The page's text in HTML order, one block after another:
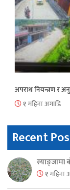
अपराध नियन्त्रण र
१ महिना अगाडि
Recent
स्याङ्जामा
१ महिना